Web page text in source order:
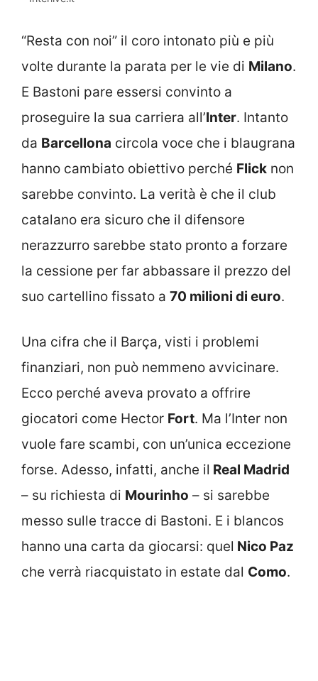
“Resta con noi” il coro intonato più e più
volte durante la parata per le vie di Milano.
E Bastoni pare essersi convinto a
proseguire la sua carriera all’Inter. Intanto
da Barcellona circola voce che i blaugrana
hanno cambiato obiettivo perché Flick non
sarebbe convinto. La verità è che il club
catalano era sicuro che il difensore
nerazzurro sarebbe stato pronto a forzare
la cessione per far abbassare il prezzo del
suo cartellino fissato a 70 milioni di euro.
Una cifra che il Barça, visti i problemi
finanziari, non può nemmeno avvicinare.
Ecco perché aveva provato a offrire
giocatori come Hector Fort. Ma l’Inter non
vuole fare scambi, con un’unica eccezione
forse. Adesso, infatti, anche il Real Madrid
– su richiesta di Mourinho – si sarebbe
messo sulle tracce di Bastoni. E i blancos
hanno una carta da giocarsi: quel Nico Paz
che verrà riacquistato in estate dal Como.